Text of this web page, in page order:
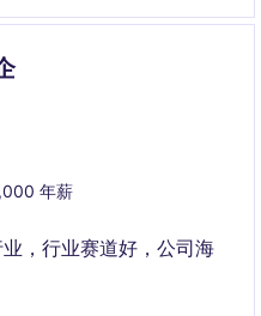
年薪
，行业赛道好，公司海